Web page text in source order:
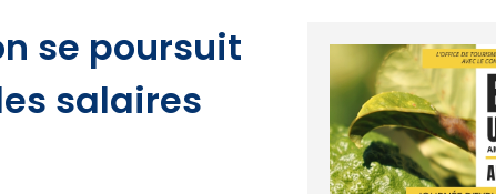
se poursuit
salaires